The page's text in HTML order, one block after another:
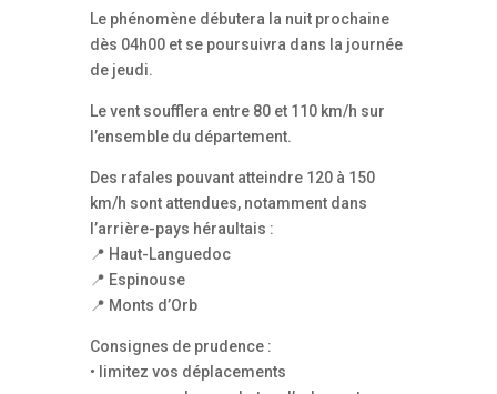
Le phénomène débutera la nuit prochaine
dès 04h00 et se poursuivra dans la journée
de jeudi.
Le vent soufflera entre 80 et 110 km/h sur
l’ensemble du département.
Des rafales pouvant atteindre 120 à 150
km/h sont attendues, notamment dans
l’arrière-pays héraultais :
📍 Haut-Languedoc
📍 Espinouse
📍 Monts d’Orb
Consignes de prudence :
• limitez vos déplacements